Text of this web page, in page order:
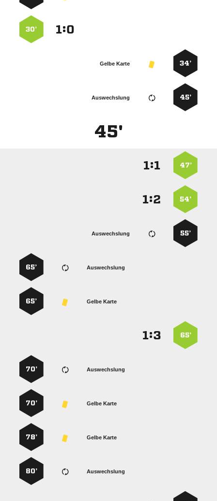
:
30’
34’
Gelbe Karte
45’
Auswechslung
45'
47’
:
54’
:
55’
Auswechslung
Auswechslung
65’
Gelbe Karte
65’
65’
:
Auswechslung
70’
Gelbe Karte
70’
Gelbe Karte
78’
Auswechslung
80’